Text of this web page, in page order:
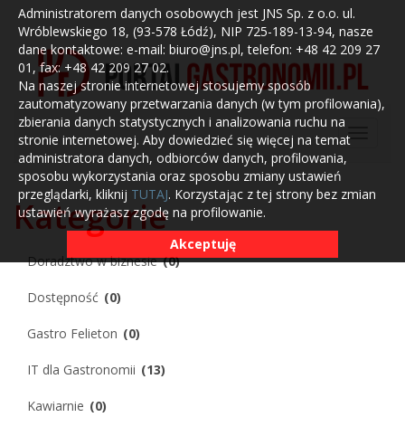
Administratorem danych osobowych jest JNS Sp. z o.o. ul.
Wróblewskiego 18, (93-578 Łódź), NIP 725-189-13-94, nasze
dane kontaktowe: e-mail: biuro@jns.pl, telefon: +48 42 209 27
01, fax: +48 42 209 27 02.
Na naszej stronie internetowej stosujemy sposób
zautomatyzowany przetwarzania danych (w tym profilowania),
zbierania danych statystycznych i analizowania ruchu na
stronie internetowej. Aby dowiedzieć się więcej na temat
administratora danych, odbiorców danych, profilowania,
sposobu wykorzystania oraz sposobu zmiany ustawień
przeglądarki, kliknij TUTAJ. Korzystając z tej strony bez zmian
ustawień wyrażasz zgodę na profilowanie.
Akceptuję
Kategorie
Doradztwo w biznesie(0)
Dostępność (0)
Gastro Felieton (0)
IT dla Gastronomii (13)
Kawiarnie (0)